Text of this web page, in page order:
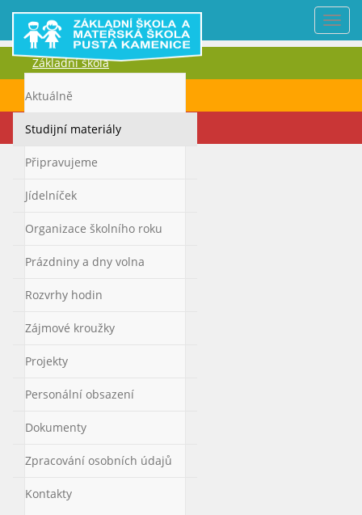
Základní škola
Mateřská škola
Kontakty
Aktuálně
Studijní materiály
Připravujeme
Jídelníček
Organizace školního roku
Prázdniny a dny volna
Rozvrhy hodin
Zájmové kroužky
Projekty
Personální obsazení
Dokumenty
Zpracování osobních údajů
Kontakty